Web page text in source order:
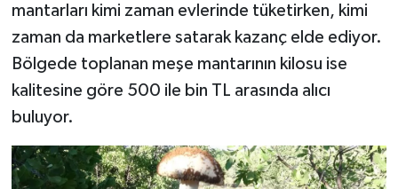
mantarları kimi zaman evlerinde tüketirken, kimi
zaman da marketlere satarak kazanç elde ediyor.
Bölgede toplanan meşe mantarının kilosu ise
kalitesine göre 500 ile bin TL arasında alıcı
buluyor.